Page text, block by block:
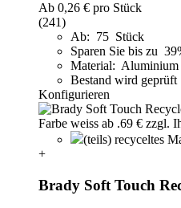
Ab 0,26 € pro Stück
(241)
Ab: 75 Stück
Sparen Sie bis zu
Material: Aluminium
Bestand wird geprüft
Konfigurieren
(teils) recyceltes
+
Brady Soft Touch